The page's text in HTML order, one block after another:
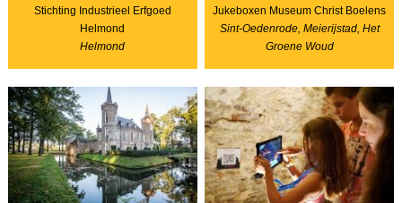
Stichting Industrieel Erfgoed
Helmond
Helmond
Jukeboxen Museum Christ Boelens
Sint-Oedenrode, Meierijstad, Het
Groene Woud